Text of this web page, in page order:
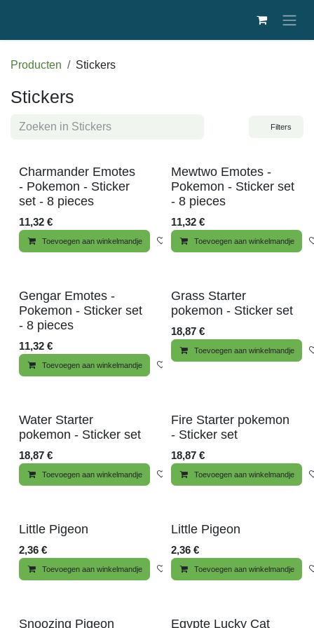
Producten Stickers
Stickers
Filters
Nieuw!
Charmander Emotes
- Pokemon - Sticker
set - 8 pieces
11,32 €
Toevoegen aan winkelmandje Toevoegen aan wenslijst
Nieuw!
Mewtwo Emotes -
Pokemon - Sticker set
- 8 pieces
11,32€
Toevoegen aan winkelmandje
Nieuw!
Gengar Emotes -
Pokemon - Sticker set
- 8 pieces
11,32 €
Toevoegen aan winkelmandje
Grass Starter
pokemon - Sticker set
18,87€
Toevoegen aan winkelmandje
Water Starter
pokemon - Sticker set
18,87 €
Toevoegen aan winkelmandje Toevoegen aan wenslijst
Fire Starter pokemon
- Sticker set
18,87€
Toevoegen aan winkelmandje
Little Pigeon
2,36 €
Toevoegen aan winkelmandje Toevoegen aan wenslijst
Little Pigeon
2,36€
Toevoegen aan winkelmandje
Snoozing Pigeon Egypte Lucky Cat